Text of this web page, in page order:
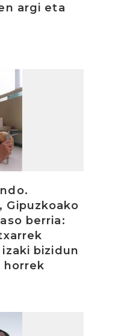
argi eta
Gipuzkoako
berria:
bizidun
horrek